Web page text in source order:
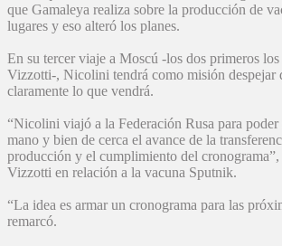
que Gamaleya realiza sobre la producción de
lugares y eso alteró los planes.
En su tercer viaje a Moscú -los dos primeros
Vizzotti-, Nicolini tendrá como misión despejar
claramente lo que vendrá.
“Nicolini viajó a la Federación Rusa para poder
mano y bien de cerca el avance de la
producción y el cumplimiento del cronograma”,
Vizzotti en relación a la vacuna Sputnik.
“La idea es armar un cronograma para las
remarcó.